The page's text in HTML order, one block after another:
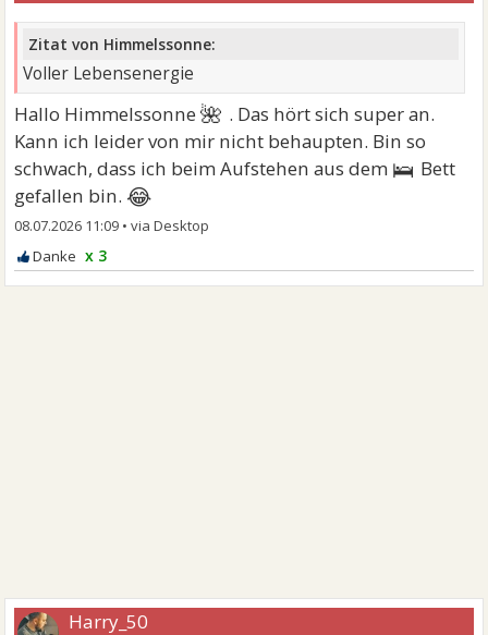
Zitat von Himmelssonne:
Voller Lebensenergie
Hallo Himmelssonne🌺 . Das hört sich super an.
Kann ich leider von mir nicht behaupten. Bin so
schwach, dass ich beim Aufstehen aus dem 🛌 Bett
gefallen bin. 😂
08.07.2026 11:09 •
x 3
Harry_50